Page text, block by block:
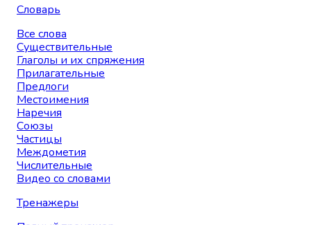
Словарь
Все слова
Существительные
Глаголы и их спряжения
Прилагательные
Предлоги
Местоимения
Наречия
Союзы
Частицы
Междометия
Числительные
Видео со словами
Тренажеры